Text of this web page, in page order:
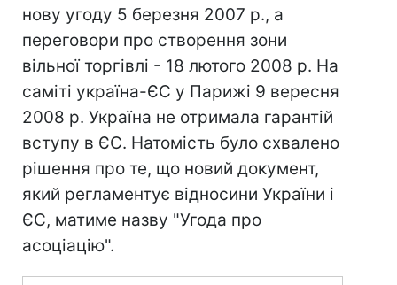
нову угоду 5 березня 2007 р., а
переговори про створення зони
вільної торгівлі - 18 лютого 2008 р. На
саміті україна-ЄС у Парижі 9 вересня
2008 р. Україна не отримала гарантій
вступу в ЄС. Натомість було схвалено
рішення про те, що новий документ,
який регламентує відносини України і
ЄС, матиме назву "Угода про
асоціацію".